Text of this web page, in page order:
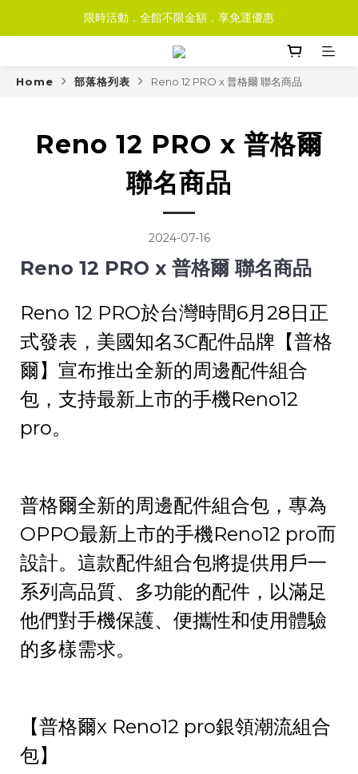
限時活動．全館不限金額．享免運優惠
Home 部落格列表 Reno 12 PRO x 普格爾 聯名商品
Reno 12 PRO x 普格爾
聯名商品
2024-07-16
Reno 12 PRO x 普格爾 聯名商品
Reno 12 PRO於台灣時間6月28日正
式發表，美國知名3C配件品牌【普格
爾】宣布推出全新的周邊配件組合
包，支持最新上市的手機Reno12
pro。
普格爾全新的周邊配件組合包，專為
OPPO最新上市的手機Reno12 pro而
設計。這款配件組合包將提供用戶一
系列高品質、多功能的配件，以滿足
他們對手機保護、便攜性和使用體驗
的多樣需求。
【普格爾x Reno12 pro銀領潮流組合
包】